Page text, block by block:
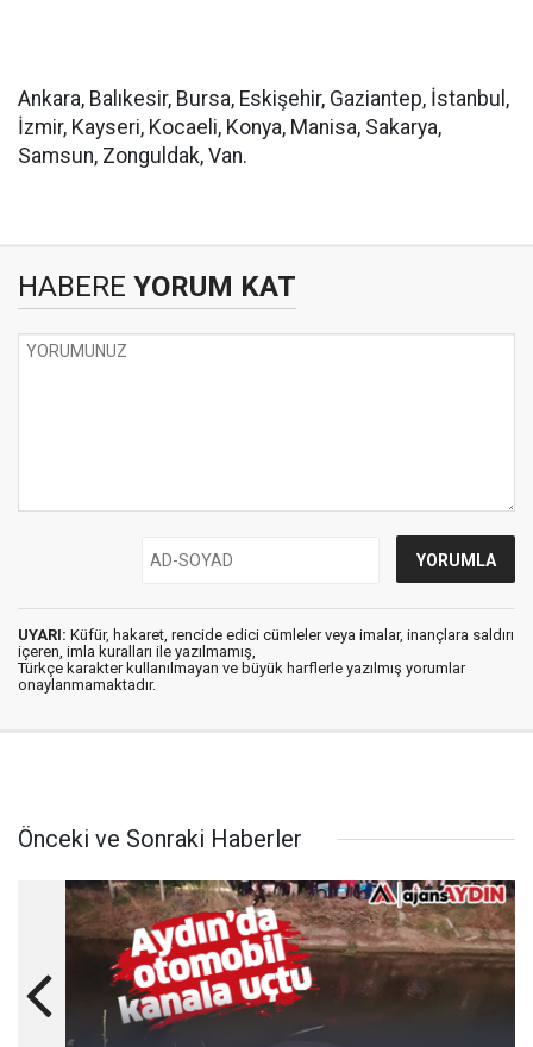
Ankara, Balıkesir, Bursa, Eskişehir, Gaziantep, İstanbul,
İzmir, Kayseri, Kocaeli, Konya, Manisa, Sakarya,
Samsun, Zonguldak, Van.
HABERE YORUM KAT
UYARI: Küfür, hakaret, rencide edici cümleler veya imalar, inançlara saldırı
içeren, imla kuralları ile yazılmamış,
Türkçe karakter kullanılmayan ve büyük harflerle yazılmış yorumlar
onaylanmamaktadır.
Önceki ve Sonraki Haberler